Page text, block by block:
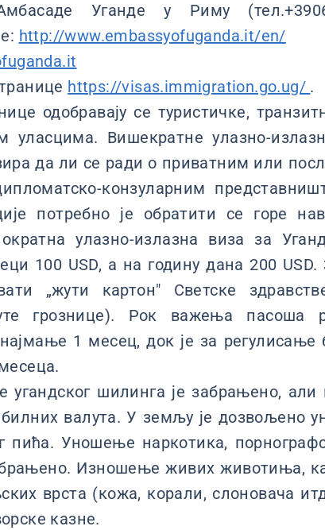
Уганде у Риму
http://www.embassyofuganda.it/en/
https://visas.immigration.go.ug/ .
одобравају се туристичке,
уласцима. Вишекратне улазно-
да ли се ради о приватним или
конзуларним
потребно је обратити се горе
улазно-излазна виза за
100 USD, а на годину дана 200
„жути картон" Светске
грознице). Рок важења пасоша
1 месец, док је за регулисање
шилинга је забрањено,
валута. У земљу је дозвољено
пића. Уношење наркотика,
Изношење живих животиња,
врста (кожа, корали, слоновача
казне.